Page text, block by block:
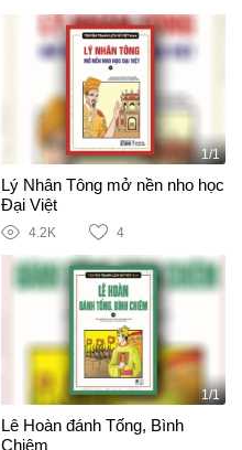
1/1
Lý Nhân Tông mở nền nho học
Đại Việt
4.2K 4
1/1
Lê Hoàn đánh Tống, Bình
Chiêm